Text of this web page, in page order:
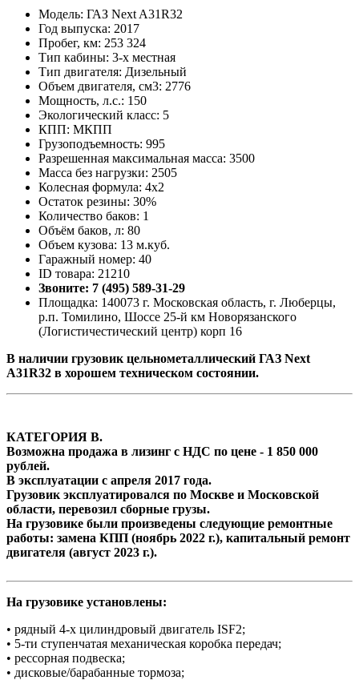
Модель: ГАЗ Next A31R32
Год выпуска: 2017
Пробег, км: 253 324
Тип кабины: 3-х местная
Тип двигателя: Дизельный
Объем двигателя, см3: 2776
Мощность, л.с.: 150
Экологический класс: 5
КПП: МКПП
Грузоподъемность: 995
Разрешенная максимальная масса: 3500
Масса без нагрузки: 2505
Колесная формула: 4х2
Остаток резины: 30%
Количество баков: 1
Объём баков, л: 80
Объем кузова: 13 м.куб.
Гаражный номер: 40
ID товара: 21210
Звоните: 7 (495) 589-31-29
Площадка: 140073 г. Московская область, г. Люберцы,
р.п. Томилино, Шоссе 25-й км Новорязанского
(Логистичестический центр) корп 16
В наличии грузовик цельнометаллический ГАЗ Next
A31R32 в хорошем техническом состоянии.
КАТЕГОРИЯ В.
Возможна продажа в лизинг с НДС по цене - 1 850 000
рублей.
В эксплуатации с апреля 2017 года.
Грузовик эксплуатировался по Москве и Московской
области, перевозил сборные грузы.
На грузовике были произведены следующие ремонтные
работы: замена КПП (ноябрь 2022 г.), капитальный ремонт
двигателя (август 2023 г.).
На грузовике установлены:
• рядный 4-х цилиндровый двигатель ISF2;
• 5-ти ступенчатая механическая коробка передач;
• рессорная подвеска;
• дисковые/барабанные тормоза;